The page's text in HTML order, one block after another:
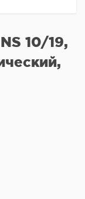
10/19,